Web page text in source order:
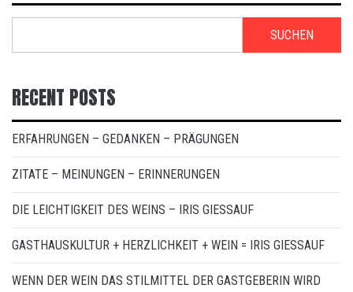
SUCHEN
RECENT POSTS
ERFAHRUNGEN – GEDANKEN – PRÄGUNGEN
ZITATE – MEINUNGEN – ERINNERUNGEN
DIE LEICHTIGKEIT DES WEINS – IRIS GIESSAUF
GASTHAUSKULTUR + HERZLICHKEIT + WEIN = IRIS GIESSAUF
WENN DER WEIN DAS STILMITTEL DER GASTGEBERIN WIRD